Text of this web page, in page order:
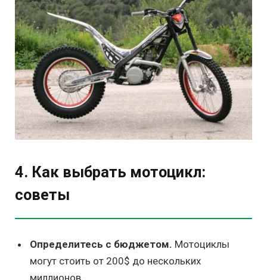
4. Как выбрать мотоцикл:
советы
Определитесь с бюджетом. Мотоциклы
могут стоить от 200$ до нескольких
миллионов.